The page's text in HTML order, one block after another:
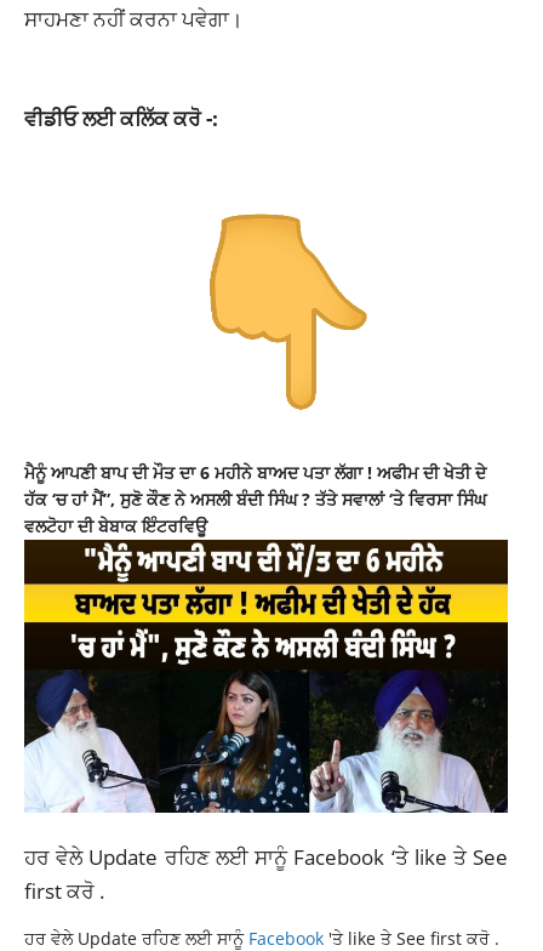
ਸਾਹਮਣਾ ਨਹੀਂ ਕਰਨਾ ਪਵੇਗਾ।
ਵੀਡੀਓ ਲਈ ਕਲਿੱਕ ਕਰੋ -:
ਮੈਨੂੰ ਆਪਣੀ ਬਾਪ ਦੀ ਮੌਤ ਦਾ 6 ਮਹੀਨੇ ਬਾਅਦ ਪਤਾ ਲੱਗਾ ! ਅਫੀਮ ਦੀ ਖੇਤੀ ਦੇ
ਹੱਕ ‘ਚ ਹਾਂ ਮੈਂ”, ਸੁਣੋ ਕੌਣ ਨੇ ਅਸਲੀ ਬੰਦੀ ਸਿੰਘ ? ਤੱਤੇ ਸਵਾਲਾਂ ‘ਤੇ ਵਿਰਸਾ ਸਿੰਘ
ਵਲਟੋਹਾ ਦੀ ਬੇਬਾਕ ਇੰਟਰਵਿਊ
ਹਰ ਵੇਲੇ Update ਰਹਿਣ ਲਈ ਸਾਨੂੰ Facebook ‘ਤੇ like ਤੇ See
first ਕਰੋ .
ਹਰ ਵੇਲੇ Update ਰਹਿਣ ਲਈ ਸਾਨੂੰ Facebook 'ਤੇ like ਤੇ See first ਕਰੋ .